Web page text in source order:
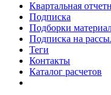
Квартальная
Подписка
Подборки
Подписка на
Теги
Контакты
Каталог расчетов